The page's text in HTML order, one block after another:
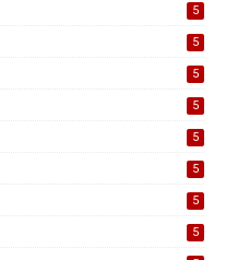
5
5
5
5
5
5
5
5